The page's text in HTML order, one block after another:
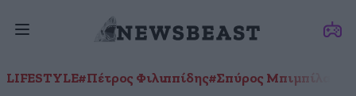
LIFESTYLE#Πέτρος Φιλιππίδης#Σπύρος Μπιμπίλας